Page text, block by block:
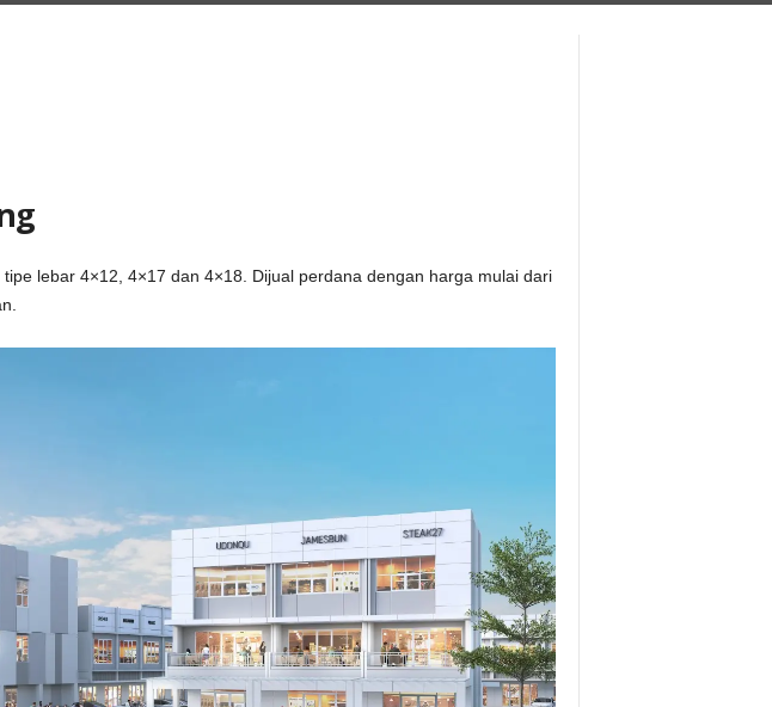
lebar 4×12, 4×17 dan 4×18. Dijual perdana dengan harga mulai dari